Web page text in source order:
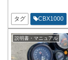
タグ CBX1000
説明書・マニュアル